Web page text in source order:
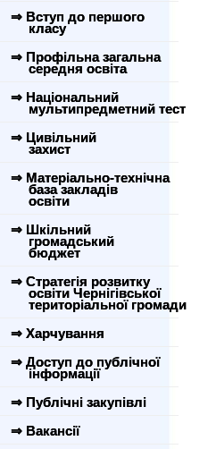
⇒ Вступ до першого
класу
⇒ Профільна загальна
середня освіта
⇒ Національний
мультипредметний тест
⇒ Цивільний
захист
⇒ Матеріально-технічна
база закладів
освіти
⇒ Шкільний
громадський
бюджет
⇒ Стратегія розвитку
освіти Чернігівської
територіальної громади
⇒ Харчування
⇒ Доступ до публічної
інформації
⇒ Публічні закупівлі
⇒ Вакансії